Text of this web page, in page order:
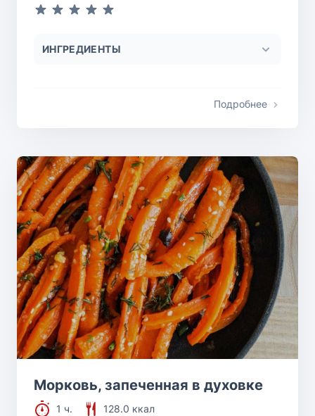
ИНГРЕДИЕНТЫ
Подробнее
Морковь, запеченная в духовке
1 ч.
128.0 ккал